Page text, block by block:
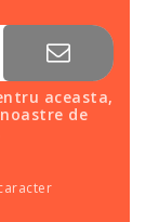
aceasta,
de